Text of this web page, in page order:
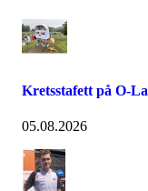
Kretsstafett på O-
05.08.2026